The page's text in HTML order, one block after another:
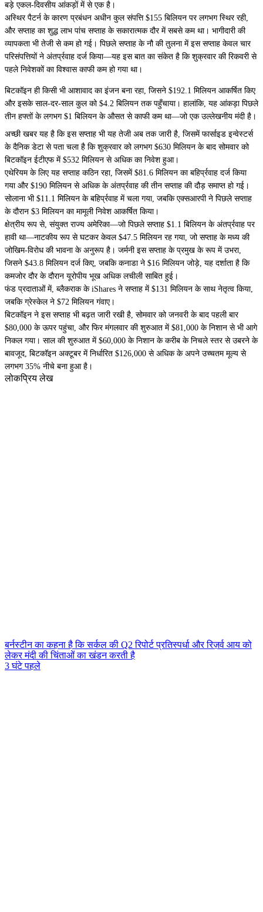
बड़े एकल-दिवसीय आंकड़ों में से एक है।
अस्थिर पैटर्न के कारण प्रबंधन अधीन कुल संपत्ति $155 बिलियन पर लगभग स्थिर रही,
और सप्ताह का शुद्ध लाभ पांच सप्ताह के सकारात्मक दौर में सबसे कम था। भागीदारी की
व्यापकता भी तेजी से कम हो गई। पिछले सप्ताह के नौ की तुलना में इस सप्ताह केवल चार
परिसंपत्तियों ने अंतर्प्रवाह दर्ज किया—यह इस बात का संकेत है कि शुक्रवार की रिकवरी से
पहले निवेशकों का विश्वास काफी कम हो गया था।
बिटकॉइन ही किसी भी आशावाद का इंजन बना रहा, जिसने $192.1 मिलियन आकर्षित किए
और इसके साल-दर-साल कुल को $4.2 बिलियन तक पहुँचाया। हालांकि, यह आंकड़ा पिछले
तीन हफ्तों के लगभग $1 बिलियन के औसत से काफी कम था—जो एक उल्लेखनीय मंदी है।
अच्छी खबर यह है कि इस सप्ताह भी यह तेजी अब तक जारी है, जिसमें फार्साइड इन्वेस्टर्स
के दैनिक डेटा से पता चला है कि शुक्रवार को लगभग $630 मिलियन के बाद सोमवार को
बिटकॉइन ईटीएफ में $532 मिलियन से अधिक का निवेश हुआ।
एथेरियमके लिए यह सप्ताह कठिन रहा, जिसमें $81.6 मिलियन का बहिर्प्रवाह दर्ज किया
गया और $190 मिलियन से अधिक के अंतर्प्रवाह की तीन सप्ताह की दौड़ समाप्त हो गई।
सोलानाभी $11.1 मिलियन के बहिर्प्रवाह में चला गया, जबकि एक्सआरपीने पिछले सप्ताह
के दौरान $3 मिलियन का मामूली निवेश आकर्षित किया।
क्षेत्रीय रूप से, संयुक्त राज्य अमेरिका—जो पिछले सप्ताह $1.1 बिलियन के अंतर्प्रवाह पर
हावी था—नाटकीय रूप से घटकर केवल $47.5 मिलियन रह गया, जो सप्ताह के मध्य की
जोखिम-विरोध की भावना के अनुरूप है। जर्मनी इस सप्ताह के प्रमुख के रूप में उभरा,
जिसने $43.8 मिलियन दर्ज किए, जबकि कनाडा ने $16 मिलियन जोड़े, यह दर्शाता है कि
कमजोर दौर के दौरान यूरोपीय भूख अधिक लचीली साबित हुई।
फंड प्रदाताओं में, ब्लैकराक के iShares ने सप्ताह में $131 मिलियन के साथ नेतृत्व किया,
जबकि ग्रेस्केल ने $72 मिलियन गंवाए।
बिटकॉइन ने इस सप्ताह भी बढ़त जारी रखी है, सोमवार को जनवरी के बाद पहली बार
$80,000 के ऊपर पहुंचा, और फिर मंगलवार की शुरुआत में $81,000 के निशान से भी आगे
निकल गया। साल की शुरुआत में $60,000 के निशान के करीब के निचले स्तर से उबरने के
बावजूद, बिटकॉइन अक्टूबर में निर्धारित $126,000 से अधिक के अपने उच्चतम मूल्य से
लगभग 35% नीचे बना हुआ है।
लोकप्रिय लेख
बर्नस्टीन का कहना है कि सर्कल की Q2 रिपोर्ट प्रतिस्पर्धा और रिज़र्व आय को
लेकर मंदी की चिंताओं का खंडन करती है
3 घंटे पहले